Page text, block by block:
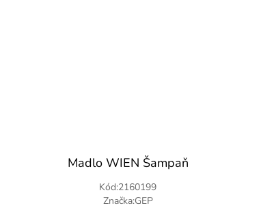
Madlo WIEN Šampaň
Kód:2160199
Značka:GEP